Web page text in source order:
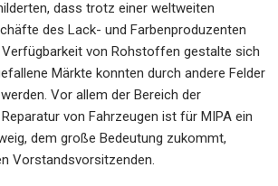
dass trotz einer weltweiten
des Lack- und Farbenproduzenten
von Rohstoffen gestalte sich
Märkte konnten durch andere Felder
Vor allem der Bereich der
von Fahrzeugen ist für MIPA ein
dem große Bedeutung zukommt,
Vorstandsvorsitzenden.